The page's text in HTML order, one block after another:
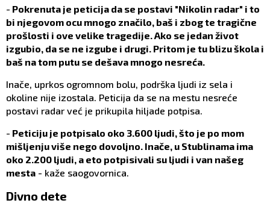
- Pokrenuta je peticija da se postavi "Nikolin radar" i to
bi njegovom ocu mnogo značilo, baš i zbog te tragične
prošlosti i ove velike tragedije. Ako se jedan život
izgubio, da se ne izgube i drugi. Pritom je tu blizu škola i
baš na tom putu se dešava mnogo nesreća.
Inače, uprkos ogromnom bolu, podrška ljudi iz sela i
okoline nije izostala. Peticija da se na mestu nesreće
postavi radar već je prikupila hiljade potpisa.
- Peticiju je potpisalo oko 3.600 ljudi, što je po mom
mišljenju više nego dovoljno. Inače, u Stublinama ima
oko 2.200 ljudi, a eto potpisivali su ljudi i van našeg
mesta - kaže saogovornica.
Divno dete